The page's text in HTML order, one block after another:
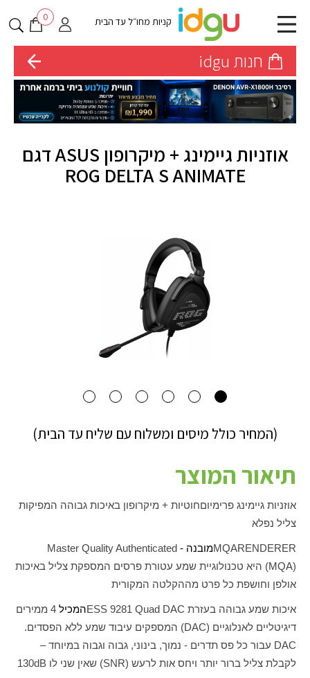
קניות מחו״ל עד הבית 0
חנות idgu
אוזניות גיימינג + מיקרופון ASUS דגם
ROG DELTA S ANIMATE
(המחיר כולל מיסים ומשלוח עם שליח עד הבית)
תיאור המוצר
אוזניות גיימינג פרימיוםחוטיות + מיקרופון באיכות גבוהה המפיקות
צליל נפלא
RENDERER
MQAמובנה - Master Quality Authenticated
(MQA) היא טכנולוגיית שמע עטורת פרסים המספקת צליל באיכות
אולפן וחושפת כל פרט מההקלטה המקורית
איכות שמע גבוהה בעזרת ESS 9281 Quad DACהמכיל 4 ממירים
דיגיטליים לאנלוגיים (DAC) המספקים עיבוד שמע ללא הפסדים.
DAC עבור כל פס תדרים - נמוך, בינוני, גבוה וגבוה במיוחד –
לקבלת צליל ברור יותר ויחס אות לרעש (SNR) שאין שני לו 130dB